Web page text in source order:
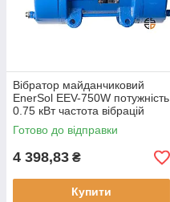
Вібратор майданчиковий
EnerSol EEV-750W потужність
0.75 кВт частота вібрацій
2840 віб/хв вага 13 кг
Готово до відправки
4 398,83 ₴
Купити